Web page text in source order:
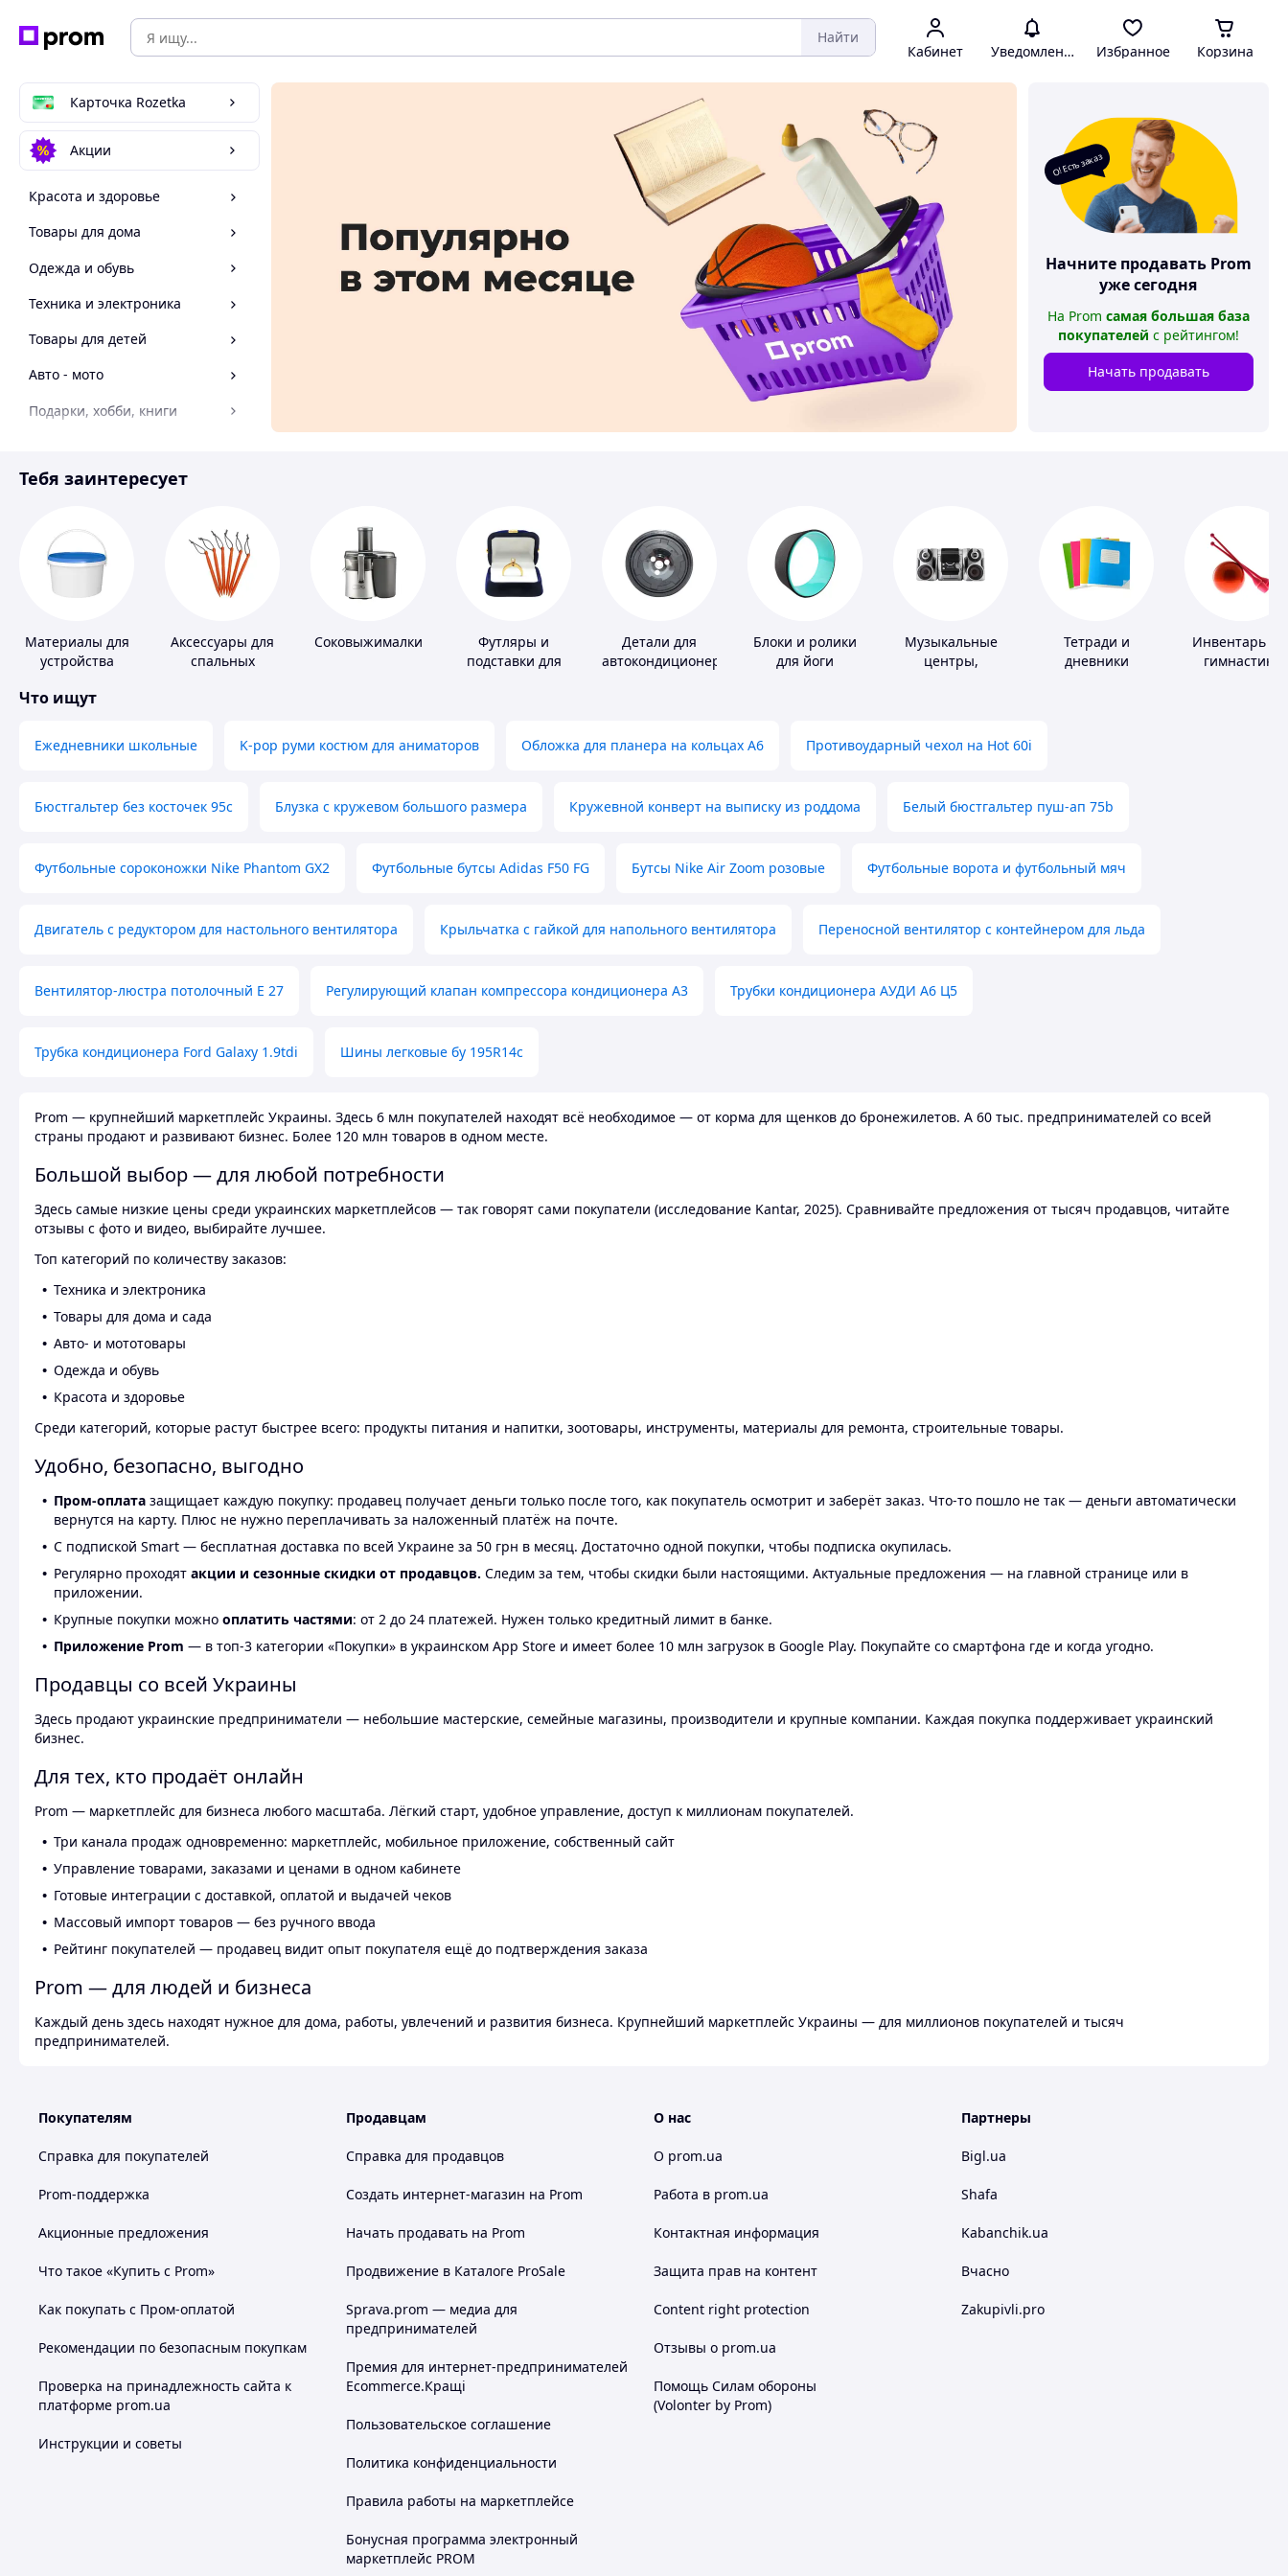
Найти
Кабинет Уведомления Избранное Корзина
Карточка Rozetka
Акции
Красота и здоровье
Товары для дома
Одежда и обувь
Техника и электроника
Товары для детей
Авто - мото
Подарки, хобби, книги
Материалы для ремонта
О! Есть заказ
Начните продавать Prom
уже сегодня
На Prom самая большая база
покупателей с рейтингом!
Начать продавать
Тебя заинтересует
Материалы для
устройства
полов
Аксессуары для
спальных
Соковыжималки
Футляры и
подставки для
Детали для
автокондиционеров
Блоки и ролики
для йоги
Музыкальные
центры,
Тетради и
дневники
Инвентарь
гимнастики
Что ищут
Ежедневники школьные K-pop руми костюм для аниматоров Обложка для планера на кольцах А6 Противоударный чехол на Hot 60i
Бюстгальтер без косточек 95с Блузка с кружевом большого размера Кружевной конверт на выписку из роддома Белый бюстгальтер пуш-ап 75b
Футбольные сороконожки Nike Phantom GX2 Футбольные бутсы Adidas F50 FG Бутсы Nike Air Zoom розовые Футбольные ворота и футбольный мяч
Двигатель с редуктором для настольного вентилятора Крыльчатка с гайкой для напольного вентилятора Переносной вентилятор с контейнером для льда
Вентилятор-люстра потолочный E 27 Регулирующий клапан компрессора кондиционера А3 Трубки кондиционера АУДИ А6 Ц5
Трубка кондиционера Ford Galaxy 1.9tdi Шины легковые бу 195R14c
Prom — крупнейший маркетплейс Украины. Здесь 6 млн покупателей находят всё необходимое — от корма для щенков до бронежилетов. А 60 тыс. предпринимателей со всей
страны продают и развивают бизнес. Более 120 млн товаров в одном месте.
Большой выбор — для любой потребности
Здесь самые низкие цены среди украинских маркетплейсов — так говорят сами покупатели (исследование Kantar, 2025). Сравнивайте предложения от тысяч продавцов, читайте
отзывы с фото и видео, выбирайте лучшее.
Топ категорий по количеству заказов:
Техника и электроника
Товары для дома и сада
Авто- и мототовары
Одежда и обувь
Красота и здоровье
Среди категорий, которые растут быстрее всего: продукты питания и напитки, зоотовары, инструменты, материалы для ремонта, строительные товары.
Удобно, безопасно, выгодно
Пром-оплата защищает каждую покупку: продавец получает деньги только после того, как покупатель осмотрит и заберёт заказ. Что-то пошло не так — деньги автоматически
вернутся на карту. Плюс не нужно переплачивать за наложенный платёж на почте.
С подпиской Smart — бесплатная доставка по всей Украине за 50 грн в месяц. Достаточно одной покупки, чтобы подписка окупилась.
Регулярно проходят акции и сезонные скидки от продавцов. Следим за тем, чтобы скидки были настоящими. Актуальные предложения — на главной странице или в
приложении.
Крупные покупки можно оплатить частями: от 2 до 24 платежей. Нужен только кредитный лимит в банке.
Приложение Prom — в топ-3 категории «Покупки» в украинском App Store и имеет более 10 млн загрузок в Google Play. Покупайте со смартфона где и когда угодно.
Продавцы со всей Украины
Здесь продают украинские предприниматели — небольшие мастерские, семейные магазины, производители и крупные компании. Каждая покупка поддерживает украинский
бизнес.
Для тех, кто продаёт онлайн
Prom — маркетплейс для бизнеса любого масштаба. Лёгкий старт, удобное управление, доступ к миллионам покупателей.
Три канала продаж одновременно: маркетплейс, мобильное приложение, собственный сайт
Управление товарами, заказами и ценами в одном кабинете
Готовые интеграции с доставкой, оплатой и выдачей чеков
Массовый импорт товаров — без ручного ввода
Рейтинг покупателей — продавец видит опыт покупателя ещё до подтверждения заказа
Prom — для людей и бизнеса
Каждый день здесь находят нужное для дома, работы, увлечений и развития бизнеса. Крупнейший маркетплейс Украины — для миллионов покупателей и тысяч
предпринимателей.
Покупателям
Справка для покупателей
Prom-поддержка
Акционные предложения
Что такое «Купить с Prom»
Как покупать с Пром-оплатой
Рекомендации по безопасным покупкам
Проверка на принадлежность сайта к
платформе prom.ua
Инструкции и советы
Продавцам
Справка для продавцов
Создать интернет-магазин на Prom
Начать продавать на Prom
Продвижение в Каталоге ProSale
Sprava.prom — медиа для
предпринимателей
Премия для интернет-предпринимателей
Ecommerce.Кращі
Пользовательское соглашение
Политика конфиденциальности
Правила работы на маркетплейсе
Бонусная программа электронный
маркетплейс PROM
О нас
О prom.ua
Работа в prom.ua
Контактная информация
Защита прав на контент
Content right protection
Отзывы о prom.ua
Помощь Силам обороны
(Volonter by Prom)
Партнеры
Bigl.ua
Shafa
Kabanchik.ua
Вчасно
Zakupivli.pro